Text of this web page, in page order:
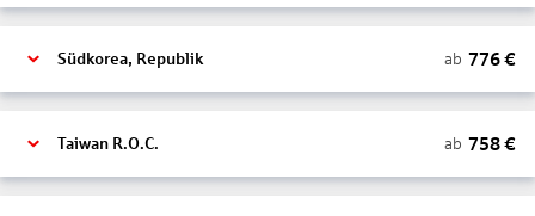
Südkorea, Republik ab 776€
Taiwan R.O.C. ab 758€